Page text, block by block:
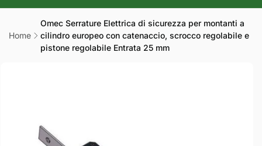
r
a
f
Home
Omec Serrature Elettrica di sicurezza per montanti a
cilindro europeo con catenaccio, scrocco regolabile e
pistone regolabile Entrata 25 mm